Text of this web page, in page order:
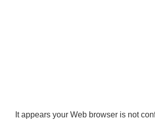
It appears your Web browser is not